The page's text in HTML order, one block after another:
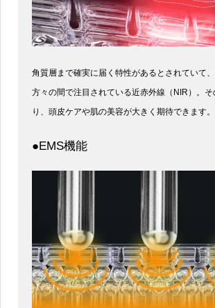
角質層まで確実に届く特性があるとされていて
方々の間で注目されている近赤外線（NIR）。そ
り、頭皮ケアや肌の美容が大きく期待できます。
●EMS機能